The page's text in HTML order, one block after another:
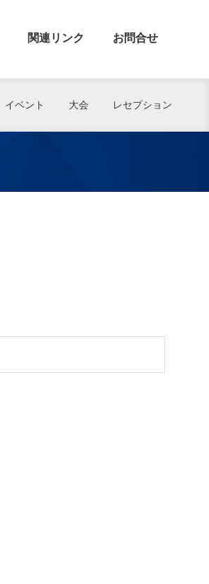
関連リンク お問合せ
イベント 大会 レセプション